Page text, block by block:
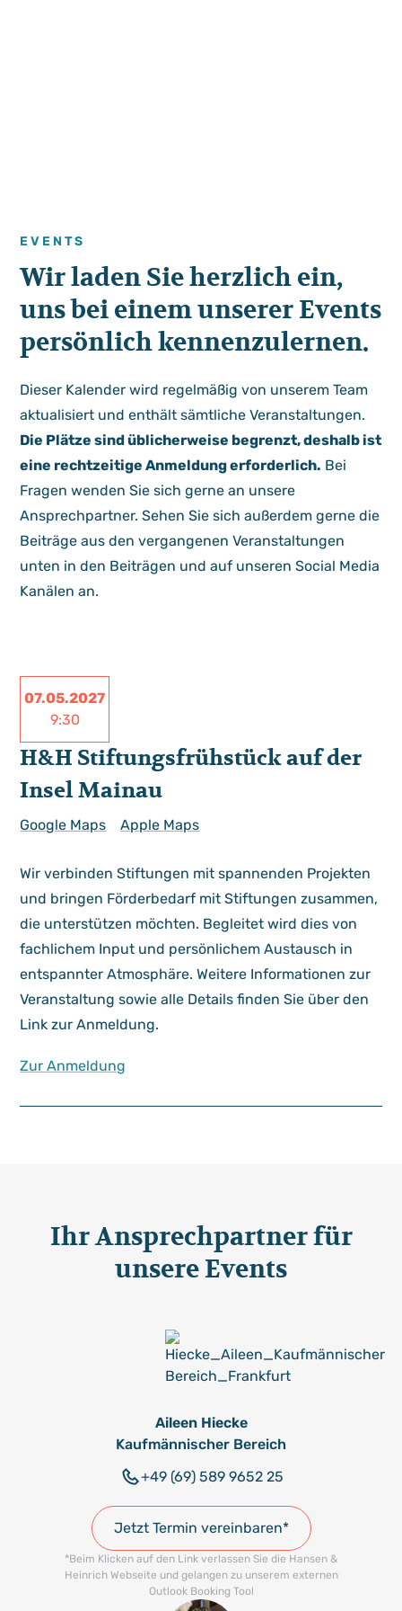
EVENTS
Wir laden Sie herzlich ein,
uns bei einem unserer Events
persönlich kennenzulernen.
Dieser Kalender wird regelmäßig von unserem Team
aktualisiert und enthält sämtliche Veranstaltungen.
Die Plätze sind üblicherweise begrenzt, deshalb ist
eine rechtzeitige Anmeldung erforderlich. Bei
Fragen wenden Sie sich gerne an unsere
Ansprechpartner. Sehen Sie sich außerdem gerne die
Beiträge aus den vergangenen Veranstaltungen
unten in den Beiträgen und auf unseren Social Media
Kanälen an.
07.05.2027
9:30
H&H Stiftungsfrühstück auf der
Insel Mainau
Google Maps Apple Maps
Wir verbinden Stiftungen mit spannenden Projekten
und bringen Förderbedarf mit Stiftungen zusammen,
die unterstützen möchten. Begleitet wird dies von
fachlichem Input und persönlichem Austausch in
entspannter Atmosphäre. Weitere Informationen zur
Veranstaltung sowie alle Details finden Sie über den
Link zur Anmeldung.
Zur Anmeldung
Ihr Ansprechpartner für
unsere Events
Aileen Hiecke
Kaufmännischer Bereich
+49 (69) 589 9652 25
Jetzt Termin vereinbaren*
*Beim Klicken auf den Link verlassen Sie die Hansen &
Heinrich Webseite und gelangen zu unserem externen
Outlook Booking Tool